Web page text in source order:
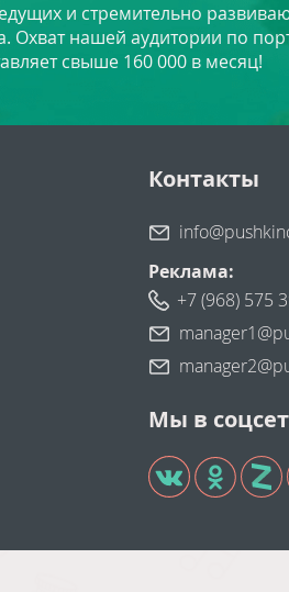
и стремительно
Охват нашей аудитории по
свыше 160 000 в месяц!
Контакты
Реклама:
+7 (968) 575
Мы в